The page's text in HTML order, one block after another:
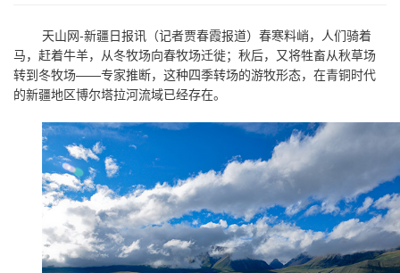
天山网-新疆日报讯（记者贾春霞报道）春寒料峭，人们骑着
马，赶着牛羊，从冬牧场向春牧场迁徙；秋后，又将牲畜从秋草场
转到冬牧场——专家推断，这种四季转场的游牧形态，在青铜时代
的新疆地区博尔塔拉河流域已经存在。